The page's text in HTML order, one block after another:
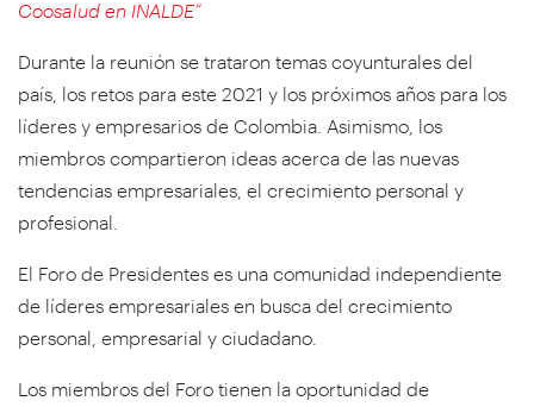
Coosalud en INALDE”
Durante la reunión se trataron temas coyunturales del
país, los retos para este 2021 y los próximos años para los
líderes y empresarios de Colombia. Asimismo, los
miembros compartieron ideas acerca de las nuevas
tendencias empresariales, el crecimiento personal y
profesional.
El Foro de Presidentes es una comunidad independiente
de líderes empresariales en busca del crecimiento
personal, empresarial y ciudadano.
Los miembros del Foro tienen la oportunidad de